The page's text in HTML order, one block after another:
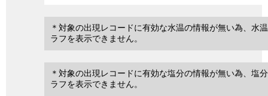
＊対象の出現レコードに有効な水温の情報が無い為、水
ラフを表示できません。
＊対象の出現レコードに有効な塩分の情報が無い為、塩
ラフを表示できません。